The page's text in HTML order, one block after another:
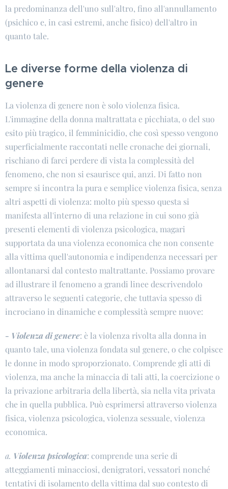
la predominanza dell'uno sull'altro, fino all'annullamento
(psichico e, in casi estremi, anche fisico) dell'altro in
quanto tale.
Le diverse forme della violenza di
genere
La violenza di genere non è solo violenza fisica.
L'immagine della donna maltrattata e picchiata, o del suo
esito più tragico, il femminicidio, che così spesso vengono
superficialmente raccontati nelle cronache dei giornali,
rischiano di farci perdere di vista la complessità del
fenomeno, che non si esaurisce qui, anzi. Di fatto non
sempre si incontra la pura e semplice violenza fisica, senza
altri aspetti di violenza: molto più spesso questa si
manifesta all'interno di una relazione in cui sono già
presenti elementi di violenza psicologica, magari
supportata da una violenza economica che non consente
alla vittima quell'autonomia e indipendenza necessari per
allontanarsi dal contesto maltrattante. Possiamo provare
ad illustrare il fenomeno a grandi linee descrivendolo
attraverso le seguenti categorie, che tuttavia spesso di
incrociano in dinamiche e complessità sempre nuove:
- Violenza di genere: è la violenza rivolta alla donna in
quanto tale, una violenza fondata sul genere, o che colpisce
le donne in modo sproporzionato. Comprende gli atti di
violenza, ma anche la minaccia di tali atti, la coercizione o
la privazione arbitraria della libertà, sia nella vita privata
che in quella pubblica. Può esprimersi attraverso violenza
fisica, violenza psicologica, violenza sessuale, violenza
economica.
a. Violenza psicologica: comprende una serie di
atteggiamenti minacciosi, denigratori, vessatori nonché
tentativi di isolamento della vittima dal suo contesto di